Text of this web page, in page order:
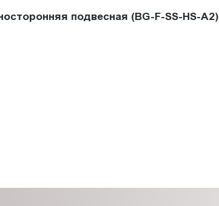
подвесная (BG-F-SS-HS-A2)